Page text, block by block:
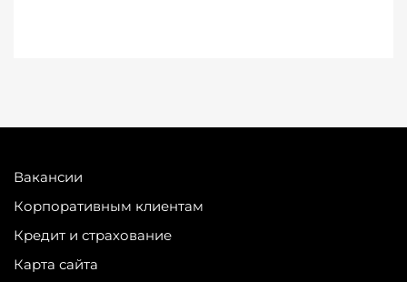
Вакансии
Корпоративным клиентам
Кредит и страхование
Карта сайта